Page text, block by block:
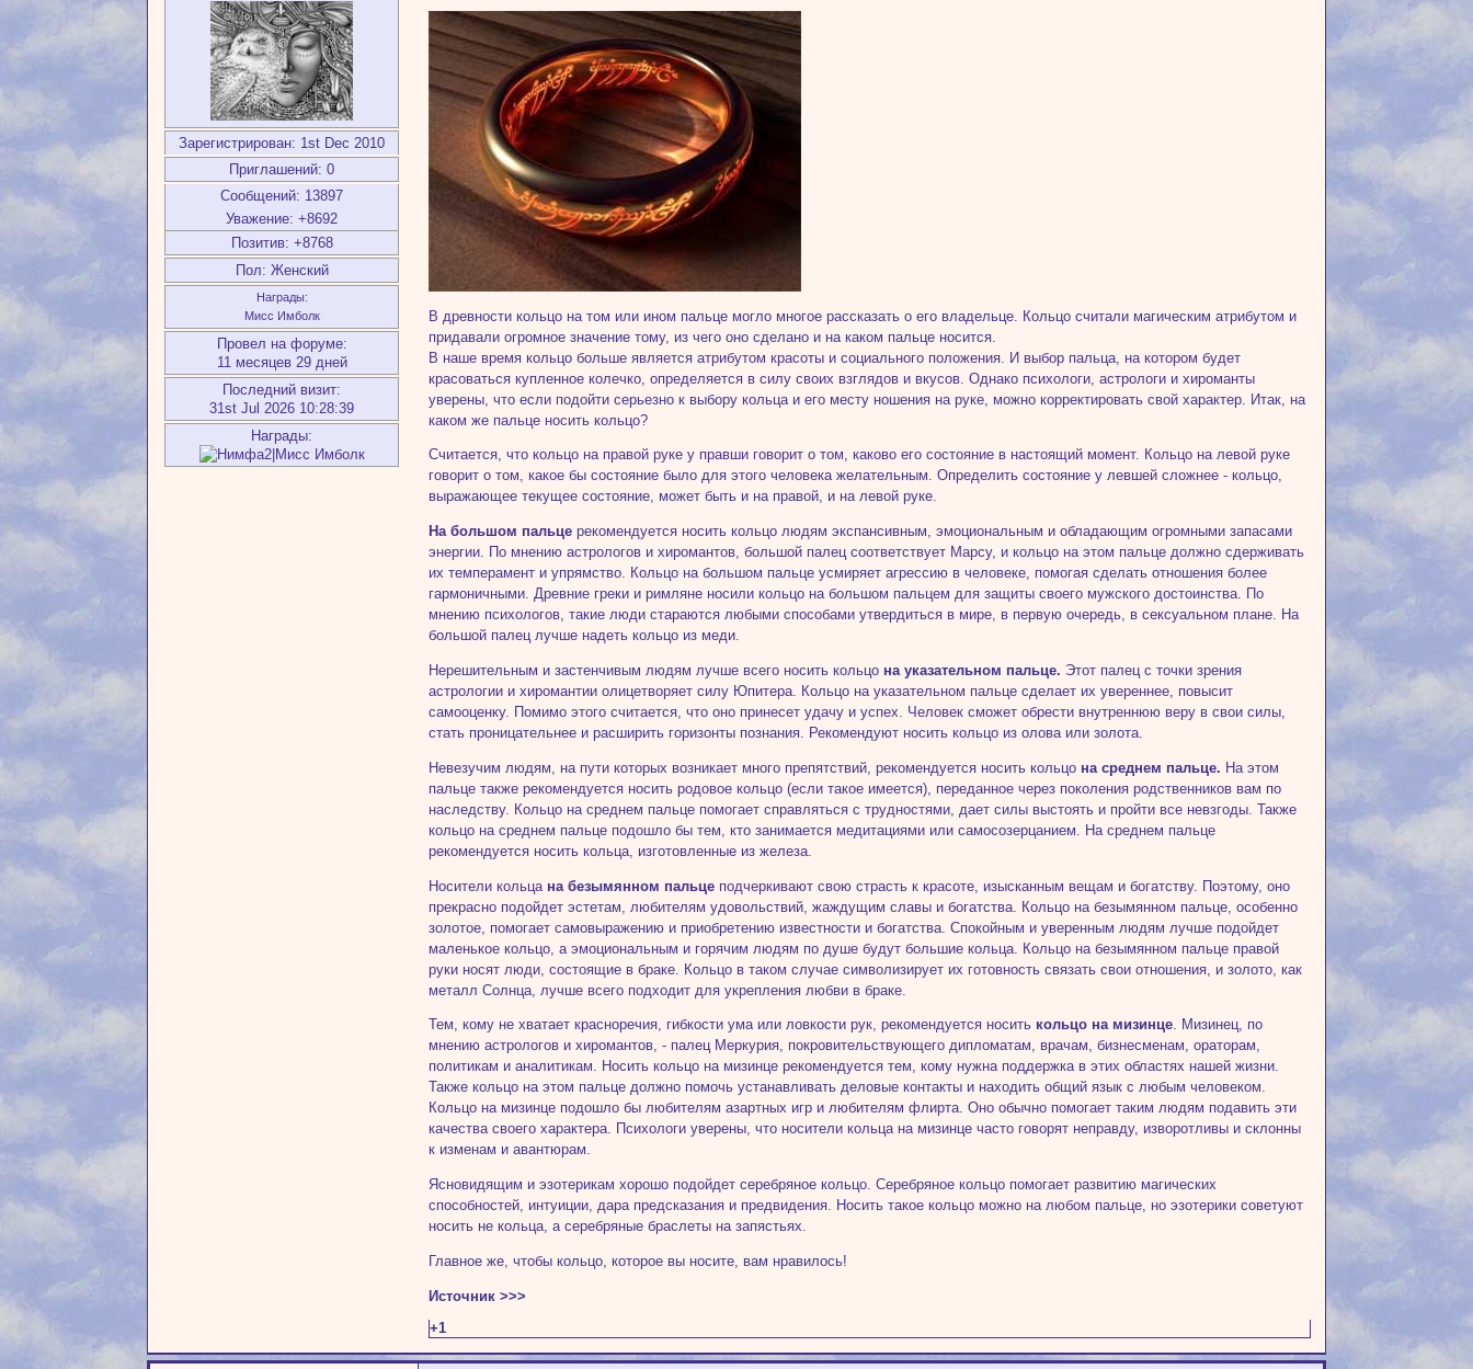
Зарегистрирован: 1st Dec 2010
Приглашений: 0
Сообщений: 13897
Уважение: +8692
Позитив: +8768
Пол: Женский
Награды:
Мисс Имболк
Провел на форуме:
11 месяцев 29 дней
Последний визит:
31st Jul 2026 10:28:39
Награды:
В древности кольцо на том или ином пальце могло многое рассказать о его владельце. Кольцо считали магическим атрибутом и
придавали огромное значение тому, из чего оно сделано и на каком пальце носится.
В наше время кольцо больше является атрибутом красоты и социального положения. И выбор пальца, на котором будет
красоваться купленное колечко, определяется в силу своих взглядов и вкусов. Однако психологи, астрологи и хироманты
уверены, что если подойти серьезно к выбору кольца и его месту ношения на руке, можно корректировать свой характер. Итак, на
каком же пальце носить кольцо?
Считается, что кольцо на правой руке у правши говорит о том, каково его состояние в настоящий момент. Кольцо на левой руке
говорит о том, какое бы состояние было для этого человека желательным. Определить состояние у левшей сложнее - кольцо,
выражающее текущее состояние, может быть и на правой, и на левой руке.
На большом пальце рекомендуется носить кольцо людям экспансивным, эмоциональным и обладающим огромными запасами
энергии. По мнению астрологов и хиромантов, большой палец соответствует Марсу, и кольцо на этом пальце должно сдерживать
их темперамент и упрямство. Кольцо на большом пальце усмиряет агрессию в человеке, помогая сделать отношения более
гармоничными. Древние греки и римляне носили кольцо на большом пальцем для защиты своего мужского достоинства. По
мнению психологов, такие люди стараются любыми способами утвердиться в мире, в первую очередь, в сексуальном плане. На
большой палец лучше надеть кольцо из меди.
Нерешительным и застенчивым людям лучше всего носить кольцо на указательном пальце. Этот палец с точки зрения
астрологии и хиромантии олицетворяет силу Юпитера. Кольцо на указательном пальце сделает их увереннее, повысит
самооценку. Помимо этого считается, что оно принесет удачу и успех. Человек сможет обрести внутреннюю веру в свои силы,
стать проницательнее и расширить горизонты познания. Рекомендуют носить кольцо из олова или золота.
Невезучим людям, на пути которых возникает много препятствий, рекомендуется носить кольцо на среднем пальце. На этом
пальце также рекомендуется носить родовое кольцо (если такое имеется), переданное через поколения родственников вам по
наследству. Кольцо на среднем пальце помогает справляться с трудностями, дает силы выстоять и пройти все невзгоды. Также
кольцо на среднем пальце подошло бы тем, кто занимается медитациями или самосозерцанием. На среднем пальце
рекомендуется носить кольца, изготовленные из железа.
Носители кольца на безымянном пальце подчеркивают свою страсть к красоте, изысканным вещам и богатству. Поэтому, оно
прекрасно подойдет эстетам, любителям удовольствий, жаждущим славы и богатства. Кольцо на безымянном пальце, особенно
золотое, помогает самовыражению и приобретению известности и богатства. Спокойным и уверенным людям лучше подойдет
маленькое кольцо, а эмоциональным и горячим людям по душе будут большие кольца. Кольцо на безымянном пальце правой
руки носят люди, состоящие в браке. Кольцо в таком случае символизирует их готовность связать свои отношения, и золото, как
металл Солнца, лучше всего подходит для укрепления любви в браке.
Тем, кому не хватает красноречия, гибкости ума или ловкости рук, рекомендуется носить кольцо на мизинце. Мизинец, по
мнению астрологов и хиромантов, - палец Меркурия, покровительствующего дипломатам, врачам, бизнесменам, ораторам,
политикам и аналитикам. Носить кольцо на мизинце рекомендуется тем, кому нужна поддержка в этих областях нашей жизни.
Также кольцо на этом пальце должно помочь устанавливать деловые контакты и находить общий язык с любым человеком.
Кольцо на мизинце подошло бы любителям азартных игр и любителям флирта. Оно обычно помогает таким людям подавить эти
качества своего характера. Психологи уверены, что носители кольца на мизинце часто говорят неправду, изворотливы и склонны
к изменам и авантюрам.
Ясновидящим и эзотерикам хорошо подойдет серебряное кольцо. Серебряное кольцо помогает развитию магических
способностей, интуиции, дара предсказания и предвидения. Носить такое кольцо можно на любом пальце, но эзотерики советуют
носить не кольца, а серебряные браслеты на запястьях.
Главное же, чтобы кольцо, которое вы носите, вам нравилось!
Источник >>>
+1